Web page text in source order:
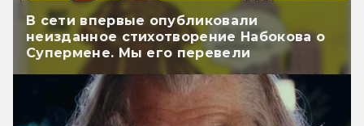
В сети впервые опубликовали
неизданное стихотворение Набокова о
Супермене. Мы его перевели